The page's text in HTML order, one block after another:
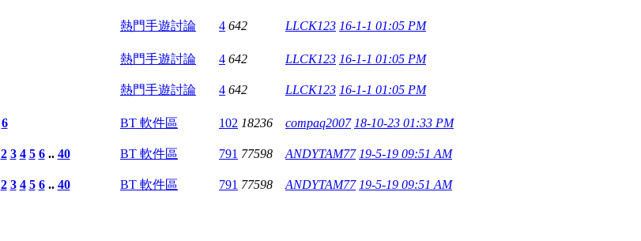
熱門手遊討論 4 642 LLCK123 16-1-1 01:05 PM
熱門手遊討論 4 642 LLCK123 16-1-1 01:05 PM
熱門手遊討論 4 642 LLCK123 16-1-1 01:05 PM
6 BT 軟件區 102 18236 compaq2007 18-10-23 01:33 PM
2 3 4 5 6.. 40 BT 軟件區 791 77598 ANDYTAM77 19-5-19 09:51 AM
2 3 4 5 6.. 40 BT 軟件區 791 77598 ANDYTAM77 19-5-19 09:51 AM